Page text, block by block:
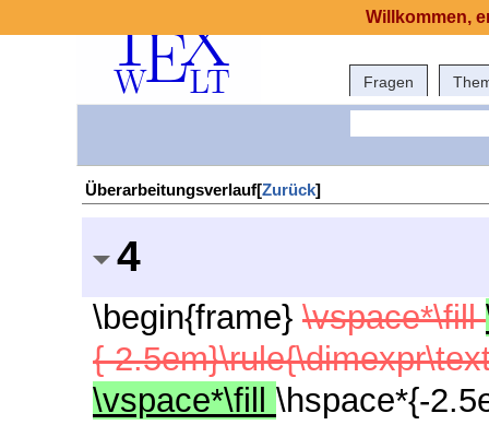
Fragen
Überarbeitungsverlauf[Zurück]
4
\begin{frame} \vspace*\fill
{-
\vspace*\fill \hspace*{-
Willkommen,